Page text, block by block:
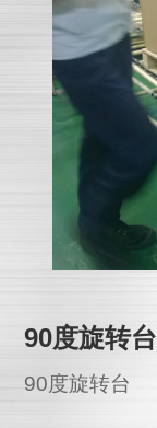
90度旋转台
90度旋转台